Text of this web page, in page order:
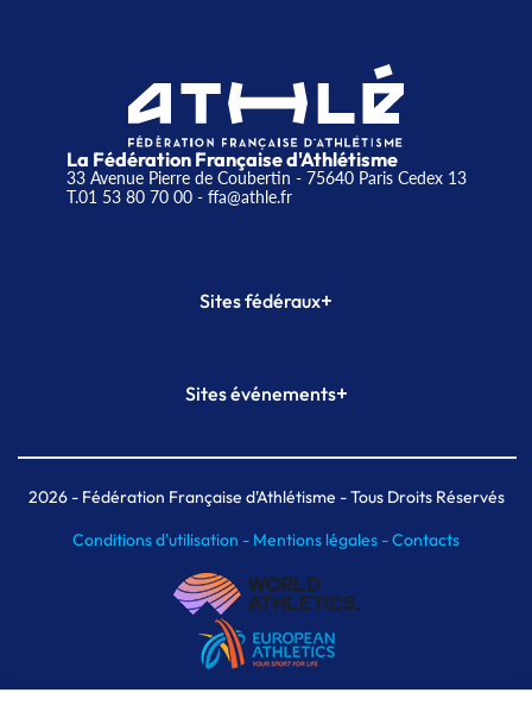
La Fédération Française d'Athlétisme
33 Avenue Pierre de Coubertin - 75640 Paris Cedex 13
T.01 53 80 70 00- ffa@athle.fr
Sites fédéraux+
Plateforme Formation
Sites événements+
Meeting de Paris indoor
MAIF Ekiden de Paris
2026- Fédération Française d'Athlétisme - Tous Droits Réservés
Conditions d'utilisation - Mentions légales -Contacts